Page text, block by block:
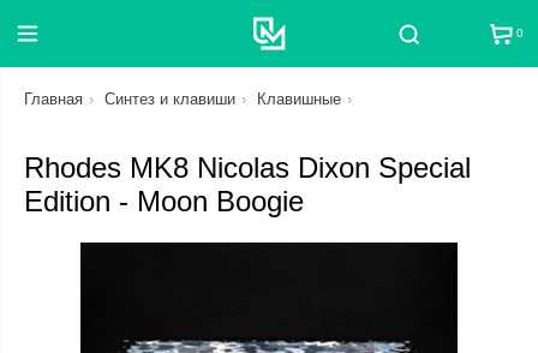
Поиск 0
Главная Синтез и клавиши Клавишные
Rhodes MK8 Nicolas Dixon Special
Edition - Moon Boogie